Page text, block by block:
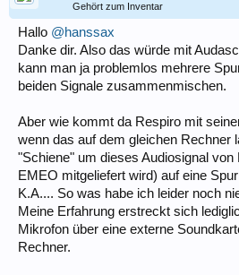
Gehört zum Inventar
Hallo @hanssax
Danke dir. Also das würde mit
kann man ja problemlos mehrere
beiden Signale zusammenmischen.
Aber wie kommt da Respiro mit
wenn das auf dem gleichen Rechner
"Schiene" um dieses Audiosignal
EMEO mitgeliefert wird) auf eine
K.A.... So was habe ich leider noch
Meine Erfahrung erstreckt sich
Mikrofon über eine externe
Rechner.